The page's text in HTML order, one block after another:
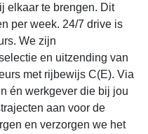
elkaar te brengen. Dit
per week. 24/7 drive is
We zijn
en uitzending van
met rijbewijs C(E). Via
én werkgever die bij jou
aan voor de
en verzorgen we het